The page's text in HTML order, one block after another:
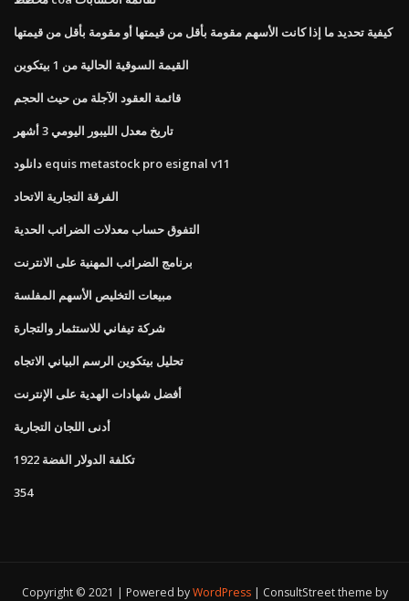
كيفية تحديد ما إذا كانت الأسهم مقومة بأقل من قيمتها أو مقومة بأقل من قيمتها
القيمة السوقية الحالية من 1 بيتكوين
قائمة العقود الآجلة من حيث الحجم
تاريخ معدل الليبور اليومي 3 أشهر
دانلود equis metastock pro esignal v11
الفرقة التجارية الاتحاد
التفوق حساب معدلات الضرائب الحدية
برنامج الضرائب المهنية على الانترنت
مبيعات التخليص الأسهم المفلسة
شركة تيفاني للاستثمار والتجارة
تحليل بيتكوين الرسم البياني الاتجاه
أفضل شهادات الهدية على الإنترنت
أدنى اللجان التجارية
تكلفة الدولار الفضة 1922
354
Copyright © 2021 | Powered byWordPress ConsultStreet theme by